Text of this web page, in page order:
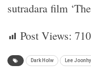
sutradara film
Post Views: 710
Dark Holw Lee